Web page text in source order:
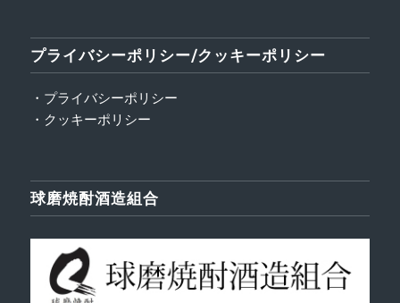
プライバシーポリシー/クッキーポリシー
・プライバシーポリシー
・クッキーポリシー
球磨焼酎酒造組合